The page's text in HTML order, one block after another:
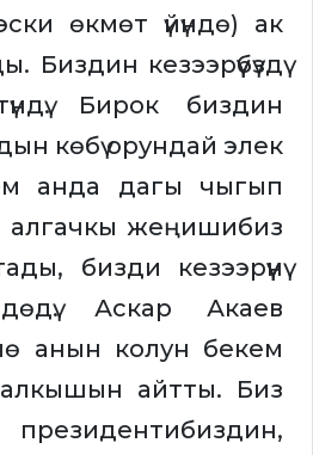
өкмөт үйүндө) ак
Биздин кезээрүүбүздү
Бирок биздин
көбү орундай элек
анда дагы чыгып
алгачкы жеңишибиз
бизди кезээрүүнү
Аскар Акаев
анын колун бекем
алкышын айтты. Биз